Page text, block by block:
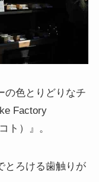
の色とりどりなチ
Factory
ト）』。
とろける歯触りが